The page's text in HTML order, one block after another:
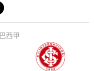
巴西甲